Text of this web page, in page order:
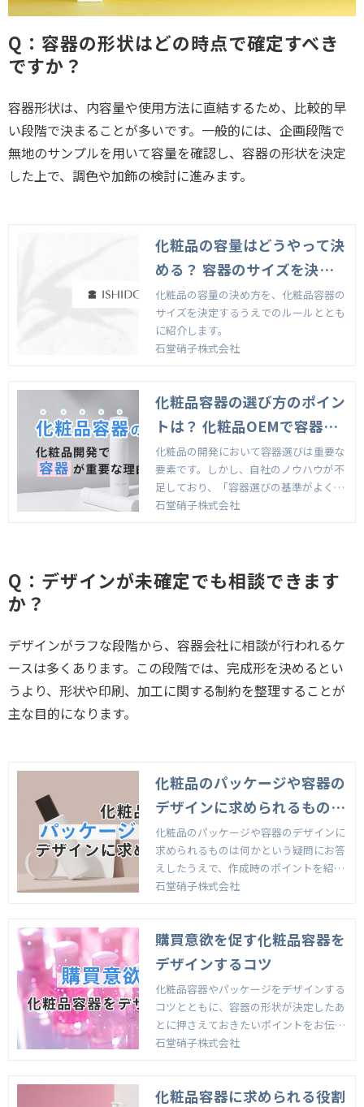
Q：容器の形状はどの時点で確定すべき
ですか？
容器形状は、内容量や使用方法に直結するため、比較的早
い段階で決まることが多いです。一般的には、企画段階で
無地のサンプルを用いて容量を確認し、容器の形状を決定
した上で、調色や加飾の検討に進みます。
化粧品の容量はどうやって決
める？ 容器のサイズを決定
するうえでのルールも紹介
化粧品の容量の決め方を、化粧品容器の
サイズを決定するうえでのルールととも
に紹介します。
石堂硝子株式会社
化粧品容器の選び方のポイン
トは？ 化粧品OEMで容器が
重要な理由も解説
化粧品の開発において容器選びは重要な
要素です。しかし、自社のノウハウが不
足しており、「容器選びの基準がよくわ
からない」とお悩みの化粧品メーカーの
もに解説します。
石堂硝子株式会社
Q：デザインが未確定でも相談できます
か？
デザインがラフな段階から、容器会社に相談が行われるケ
ースは多くあります。この段階では、完成形を決めるとい
うより、形状や印刷、加工に関する制約を整理することが
主な目的になります。
化粧品のパッケージや容器の
デザインに求められるものを
作成時のポイントとともに紹
介
化粧品のパッケージや容器のデザインに
求められるものは何かという疑問にお答
えしたうえで、作成時のポイントを紹介
します。
石堂硝子株式会社
購買意欲を促す化粧品容器を
デザインするコツ
化粧品容器やパッケージをデザインする
コツとともに、容器の形状が決定したあ
とに押さえておきたいポイントをお伝え
します。
石堂硝子株式会社
化粧品容器に求められる役割